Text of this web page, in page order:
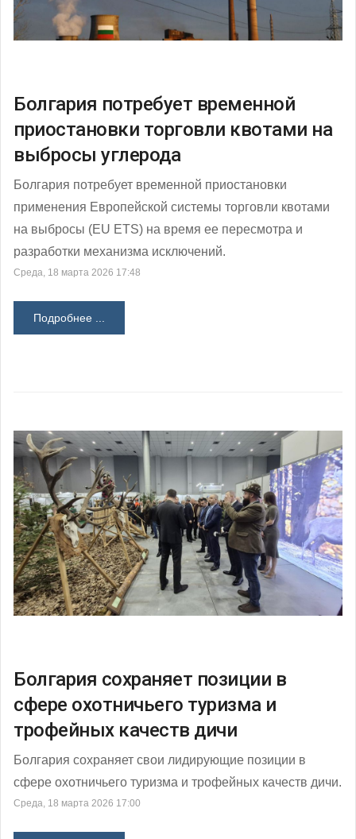
Болгария потребует временной
приостановки торговли квотами на
выбросы углерода
Болгария потребует временной приостановки
применения Европейской системы торговли квотами
на выбросы (EU ETS) на время ее пересмотра и
разработки механизма исключений.
Среда, 18 марта 2026 17:48
Подробнее ...
Болгария сохраняет позиции в
сфере охотничьего туризма и
трофейных качеств дичи
Болгария сохраняет свои лидирующие позиции в
сфере охотничьего туризма и трофейных качеств дичи.
Среда, 18 марта 2026 17:00